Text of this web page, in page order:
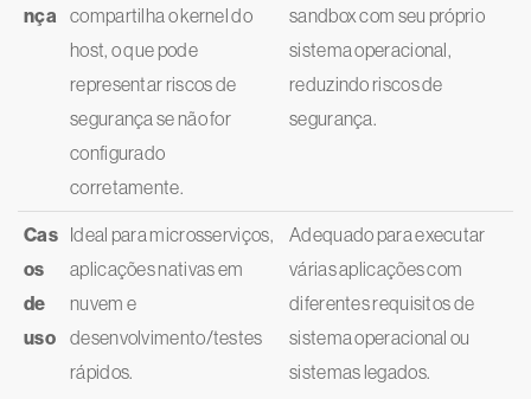
nça
compartilha o kernel do
host, o que pode
representar riscos de
segurança se não for
configurado
corretamente.
sandbox com seu próprio
sistema operacional,
reduzindo riscos de
segurança.
Cas
os
de
uso
Ideal para microsserviços,
aplicações nativas em
nuvem e
desenvolvimento/testes
rápidos.
Adequado para executar
várias aplicações com
diferentes requisitos de
sistema operacional ou
sistemas legados.